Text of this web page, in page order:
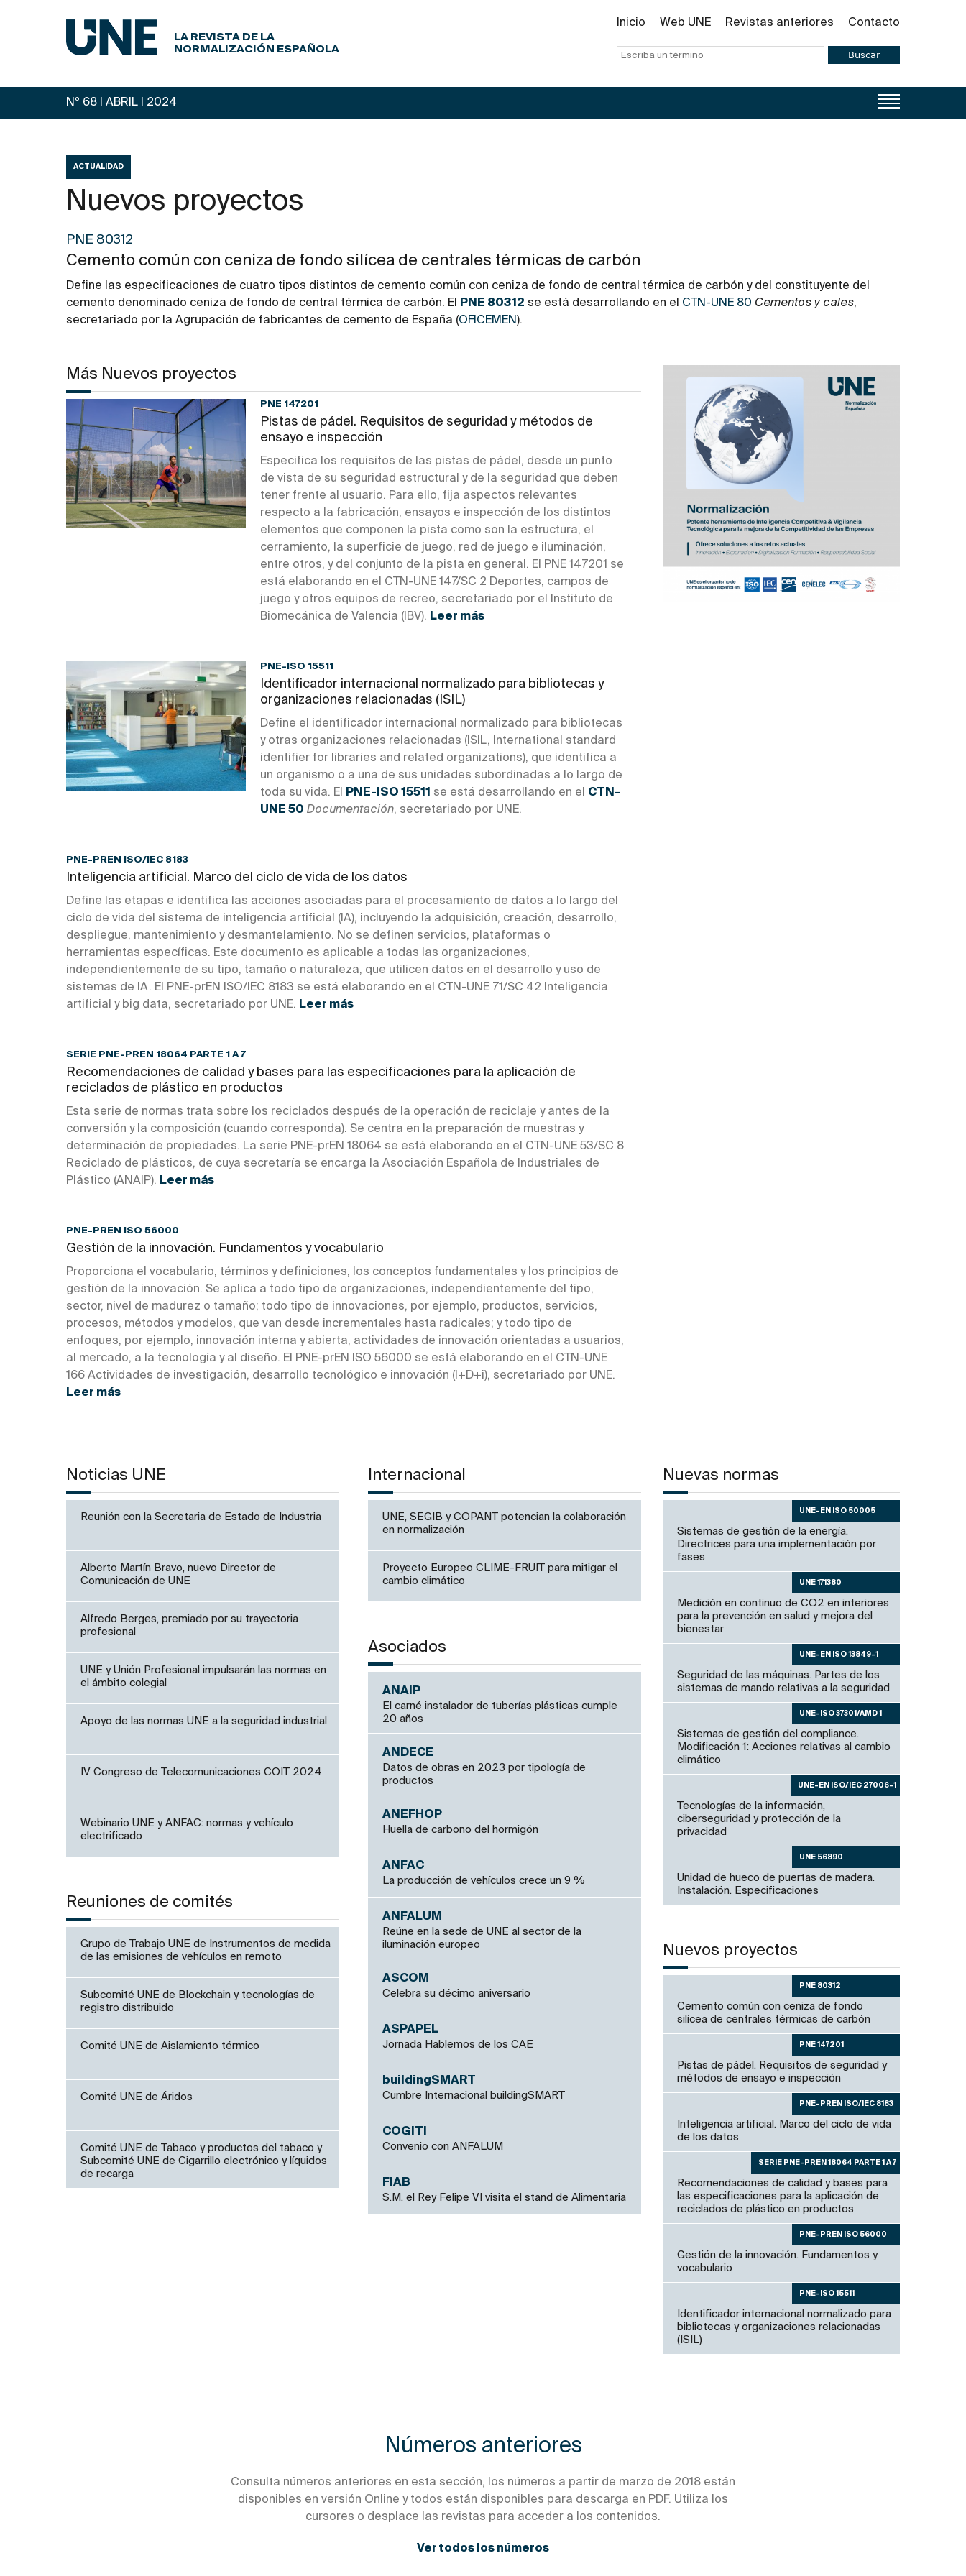
LA REVISTA DE LA
NORMALIZACIÓN ESPAÑOLA
Inicio Web UNE Revistas anteriores Contacto
Buscar
Nº 68 | ABRIL | 2024
ACTUALIDAD
Nuevos proyectos
PNE 80312
Cemento común con ceniza de fondo silícea de centrales térmicas de carbón
Define las especificaciones de cuatro tipos distintos de cemento común con ceniza de fondo de central térmica de carbón y del constituyente del
cemento denominado ceniza de fondo de central térmica de carbón. El
PNE 80312 se está desarrollando en el CTN-UNE 80 Cementos y cales,
secretariado por la Agrupación de fabricantes de cemento de España (OFICEMEN ).
Más Nuevos proyectos
PNE 147201
Pistas de pádel. Requisitos de seguridad y métodos de
ensayo e inspección
Especifica los requisitos de las pistas de pádel, desde un punto
de vista de su seguridad estructural y de la seguridad que deben
tener frente al usuario. Para ello, fija aspectos relevantes
respecto a la fabricación, ensayos e inspección de los distintos
elementos que componen la pista como son la estructura, el
cerramiento, la superficie de juego, red de juego e iluminación,
entre otros, y del conjunto de la pista en general. El PNE 147201 se
está elaborando en el CTN-UNE 147/SC 2 Deportes, campos de
juego y otros equipos de recreo, secretariado por el Instituto de
Biomecánica de Valencia (IBV). Leer más
PNE-ISO 15511
Identificador internacional normalizado para bibliotecas y
organizaciones relacionadas (ISIL)
Define el identificador internacional normalizado para bibliotecas
y otras organizaciones relacionadas (ISIL, International standard
identifier for libraries and related organizations), que identifica a
un organismo o a una de sus unidades subordinadas a lo largo de
toda su vida. El
PNE-ISO 15511 se está desarrollando en el CTN-
UNE 50 Documentación, secretariado por UNE.
PNE-PREN ISO/IEC 8183
Inteligencia artificial. Marco del ciclo de vida de los datos
Define las etapas e identifica las acciones asociadas para el procesamiento de datos a lo largo del
ciclo de vida del sistema de inteligencia artificial (IA), incluyendo la adquisición, creación, desarrollo,
despliegue, mantenimiento y desmantelamiento. No se definen servicios, plataformas o
herramientas específicas. Este documento es aplicable a todas las organizaciones,
independientemente de su tipo, tamaño o naturaleza, que utilicen datos en el desarrollo y uso de
sistemas de IA. El PNE-prEN ISO/IEC 8183 se está elaborando en el CTN-UNE 71/SC 42 Inteligencia
artificial y big data, secretariado por UNE. Leer más
SERIE PNE-PREN 18064 PARTE 1 A 7
Recomendaciones de calidad y bases para las especificaciones para la aplicación de
reciclados de plástico en productos
Esta serie de normas trata sobre los reciclados después de la operación de reciclaje y antes de la
conversión y la composición (cuando corresponda). Se centra en la preparación de muestras y
determinación de propiedades. La serie PNE-prEN 18064 se está elaborando en el CTN-UNE 53/SC 8
Reciclado de plásticos, de cuya secretaría se encarga la Asociación Española de Industriales de
Plástico (ANAIP). Leer más
PNE-PREN ISO 56000
Gestión de la innovación. Fundamentos y vocabulario
Proporciona el vocabulario, términos y definiciones, los conceptos fundamentales y los principios de
gestión de la innovación. Se aplica a todo tipo de organizaciones, independientemente del tipo,
sector, nivel de madurez o tamaño; todo tipo de innovaciones, por ejemplo, productos, servicios,
procesos, métodos y modelos, que van desde incrementales hasta radicales; y todo tipo de
enfoques, por ejemplo, innovación interna y abierta, actividades de innovación orientadas a usuarios,
al mercado, a la tecnología y al diseño. El PNE-prEN ISO 56000 se está elaborando en el CTN-UNE
166 Actividades de investigación, desarrollo tecnológico e innovación (I+D+i), secretariado por UNE.
Leer más
Nuevas normas
UNE-EN ISO 50005
Sistemas de gestión de la energía.
Directrices para una implementación por
fases
UNE 171380
Medición en continuo de CO2 en interiores
para la prevención en salud y mejora del
bienestar
UNE-EN ISO 13849-1
Seguridad de las máquinas. Partes de los
sistemas de mando relativas a la seguridad
UNE-ISO 37301/AMD 1
Sistemas de gestión del compliance.
Modificación 1: Acciones relativas al cambio
climático
UNE-EN ISO/IEC 27006-1
Tecnologías de la información,
ciberseguridad y protección de la
privacidad
UNE 56890
Unidad de hueco de puertas de madera.
Instalación. Especificaciones
Nuevos proyectos
PNE 80312
Cemento común con ceniza de fondo
silícea de centrales térmicas de carbón
PNE 147201
Pistas de pádel. Requisitos de seguridad y
métodos de ensayo e inspección
PNE-PREN ISO/IEC 8183
Inteligencia artificial. Marco del ciclo de vida
de los datos
SERIE PNE-PREN 18064 PARTE 1 A 7
Recomendaciones de calidad y bases para
las especificaciones para la aplicación de
reciclados de plástico en productos
PNE-PREN ISO 56000
Gestión de la innovación. Fundamentos y
vocabulario
PNE-ISO 15511
Identificador internacional normalizado para
bibliotecas y organizaciones relacionadas
(ISIL)
Noticias UNE
Reunión con la Secretaria de Estado de Industria
Alberto Martín Bravo, nuevo Director de
Comunicación de UNE
Alfredo Berges, premiado por su trayectoria
profesional
UNE y Unión Profesional impulsarán las normas en
el ámbito colegial
Apoyo de las normas UNE a la seguridad industrial
IV Congreso de Telecomunicaciones COIT 2024
Webinario UNE y ANFAC: normas y vehículo
electrificado
Reuniones de comités
Grupo de Trabajo UNE de Instrumentos de medida
de las emisiones de vehículos en remoto
Subcomité UNE de Blockchain y tecnologías de
registro distribuido
Comité UNE de Aislamiento térmico
Comité UNE de Áridos
Comité UNE de Tabaco y productos del tabaco y
Subcomité UNE de Cigarrillo electrónico y líquidos
de recarga
Internacional
UNE, SEGIB y COPANT potencian la colaboración
en normalización
Proyecto Europeo CLIME-FRUIT para mitigar el
cambio climático
Asociados
ANAIP
El carné instalador de tuberías plásticas cumple
20 años
ANDECE
Datos de obras en 2023 por tipología de
productos
ANEFHOP
Huella de carbono del hormigón
ANFAC
La producción de vehículos crece un 9 %
ANFALUM
Reúne en la sede de UNE al sector de la
iluminación europeo
ASCOM
Celebra su décimo aniversario
ASPAPEL
Jornada Hablemos de los CAE
buildingSMART
Cumbre Internacional buildingSMART
COGITI
Convenio con ANFALUM
FIAB
S.M. el Rey Felipe VI visita el stand de Alimentaria
Números anteriores
Consulta números anteriores en esta sección, los números a partir de marzo de 2018 están
disponibles en versión Online y todos están disponibles para descarga en PDF. Utiliza los
cursores o desplace las revistas para acceder a los contenidos.
Ver todos los números